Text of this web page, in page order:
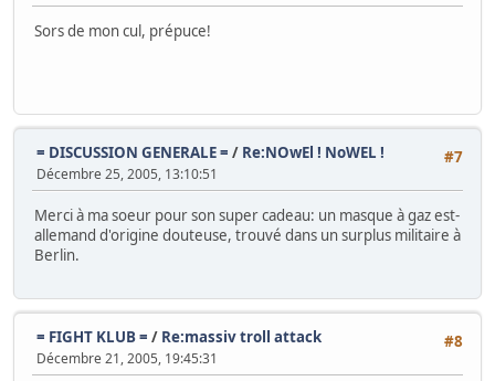
Sors de mon cul, prépuce!
#7
= DISCUSSION GENERALE = / Re:NOwEl ! NoWEL !
Décembre 25, 2005, 13:10:51
Merci à ma soeur pour son super cadeau: un masque à gaz est-
allemand d'origine douteuse, trouvé dans un surplus militaire à
Berlin.
#8
= FIGHT KLUB = / Re:massiv troll attack
Décembre 21, 2005, 19:45:31